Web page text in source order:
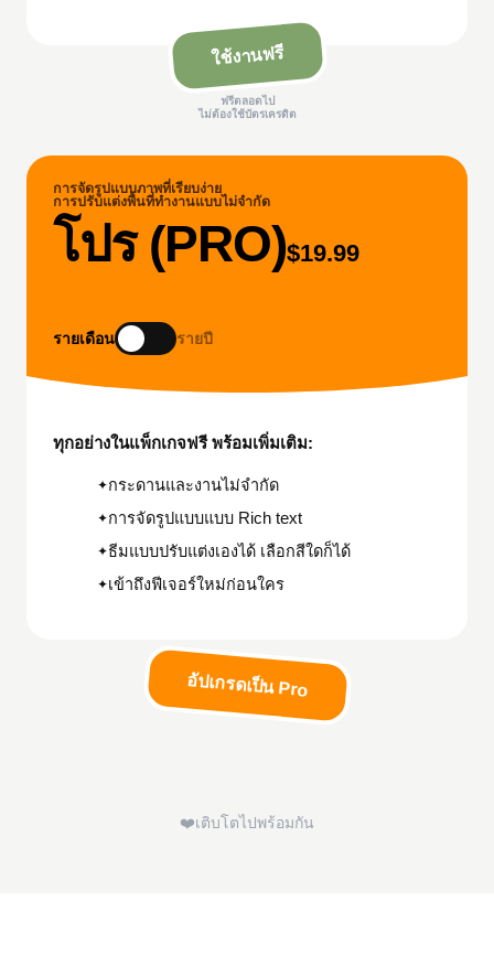
ใช้งานฟรี
ฟรีตลอดไป
ไม่ต้องใช้บัตรเครดิต
การจัดรูปแบบภาพที่เรียบง่าย
การปรับแต่งพื้นที่ทำงานแบบไม่จำกัด
โปร (PRO)$19.99
รายเดือน รายปี
ทุกอย่างในแพ็กเกจฟรี พร้อมเพิ่มเติม:
✦กระดานและงานไม่จำกัด
✦การจัดรูปแบบแบบ Rich text
✦ธีมแบบปรับแต่งเองได้ เลือกสีใดก็ได้
✦เข้าถึงฟีเจอร์ใหม่ก่อนใคร
อัปเกรดเป็น Pro
❤️เติบโตไปพร้อมกัน